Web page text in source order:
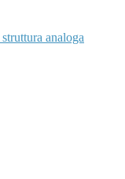
analoga